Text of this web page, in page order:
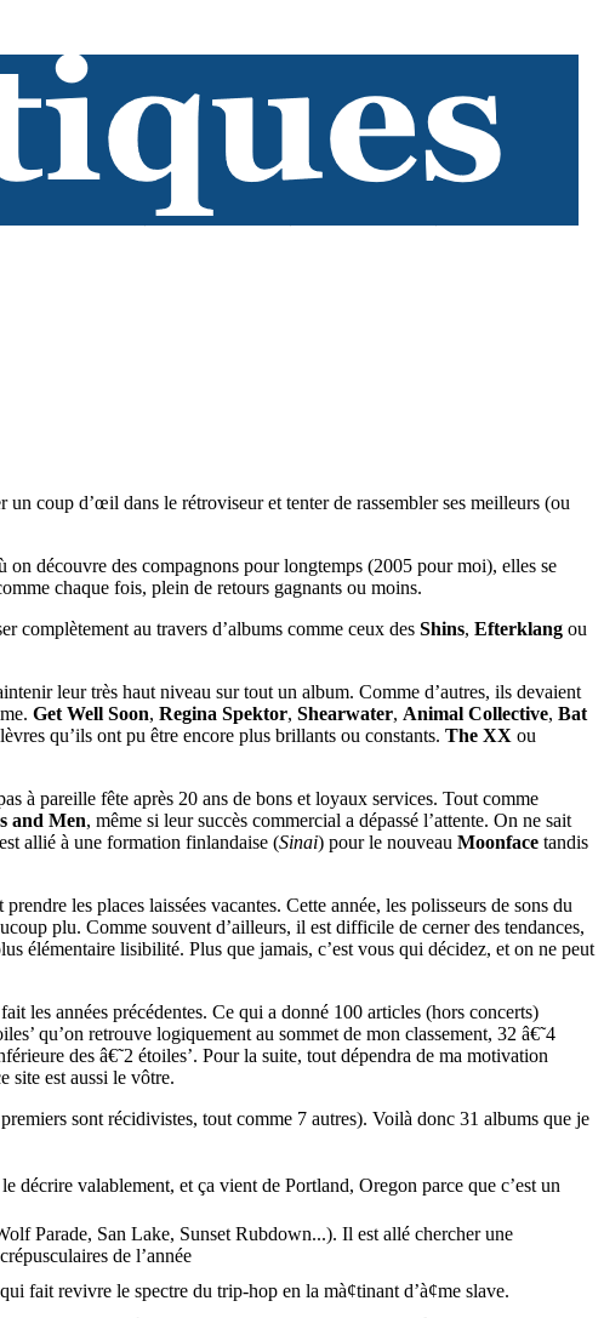
coup d’œil dans le rétroviseur et tenter de rassembler ses meilleurs (ou
on découvre des compagnons pour longtemps (2005 pour moi), elles se
chaque fois, plein de retours gagnants ou moins.
complètement au travers d’albums comme ceux des Shins, Efterklang ou
leur très haut niveau sur tout un album. Comme d’autres, ils devaient
Get Well Soon, Regina Spektor, Shearwater, Animal Collective, Bat
qu’ils ont pu être encore plus brillants ou constants. The XX ou
à pareille fête après 20 ans de bons et loyaux services. Tout comme
and Men, même si leur succès commercial a dépassé l’attente. On ne sait
allié à une formation finlandaise (Sinai) pour le nouveau Moonface tandis
les places laissées vacantes. Cette année, les polisseurs de sons du
plu. Comme souvent d’ailleurs, il est difficile de cerner des tendances,
élémentaire lisibilité. Plus que jamais, c’est vous qui décidez, et on ne peut
les années précédentes. Ce qui a donné 100 articles (hors concerts)
qu’on retrouve logiquement au sommet de mon classement, 32 â€˜4
des â€˜2 étoiles’. Pour la suite, tout dépendra de ma motivation
site est aussi le vôtre.
sont récidivistes, tout comme 7 autres). Voilà donc 31 albums que je
décrire valablement, et ça vient de Portland, Oregon parce que c’est un
Parade, San Lake, Sunset Rubdown...). Il est allé chercher une
de l’année
fait revivre le spectre du trip-hop en la mà¢tinant d’à¢me slave.